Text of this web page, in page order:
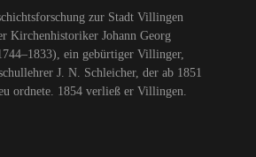
zur Stadt Villingen
Kirchenhistoriker Johann Georg
ein gebürtiger Villinger,
J. N. Schleicher, der ab 1851
ordnete. 1854 verließ er Villingen.